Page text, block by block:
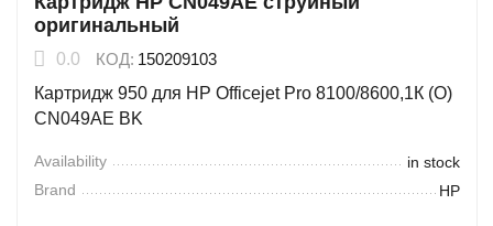
оригинальный
0.0 КОД: 150209103
Картридж 950 для HP Officejet Pro 8100/8600,1К (O)
CN049AE BK
Availability
in stock
Brand
HP